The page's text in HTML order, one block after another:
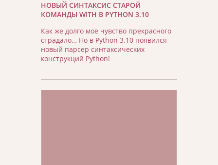
НОВЫЙ СИНТАКСИС СТАРОЙ
КОМАНДЫ WITH В PYTHON 3.10
Как же долго моё чувство прекрасного
страдало… Но в Python 3.10 появился
новый парсер синтаксических
конструкций Python!